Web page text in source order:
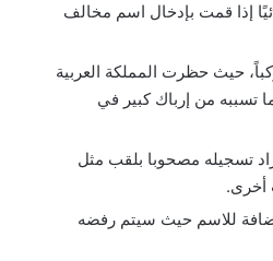
إذا قمت بإدخال اسم مخالف
حيث حظرت المملكة العربية
تسببه من إرباك كبير في
تسجيله مصحوبا بلقب مثل
أخرى.
للاسم حيث سيتم رفضه